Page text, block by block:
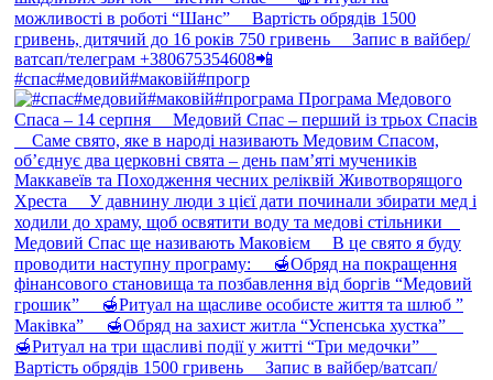
#спас#медовий#маковій#прогр